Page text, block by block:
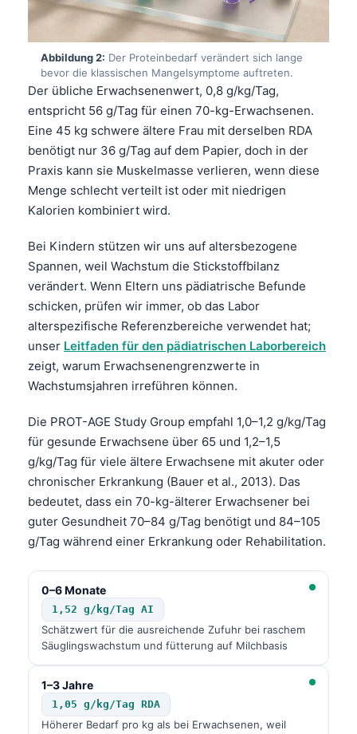
Abbildung 2: Der Proteinbedarf verändert sich lange
bevor die klassischen Mangelsymptome auftreten.
Der übliche Erwachsenenwert, 0,8 g/kg/Tag,
entspricht 56 g/Tag für einen 70-kg-Erwachsenen.
Eine 45 kg schwere ältere Frau mit derselben RDA
benötigt nur 36 g/Tag auf dem Papier, doch in der
Praxis kann sie Muskelmasse verlieren, wenn diese
Menge schlecht verteilt ist oder mit niedrigen
Kalorien kombiniert wird.
Bei Kindern stützen wir uns auf altersbezogene
Spannen, weil Wachstum die Stickstoffbilanz
verändert. Wenn Eltern uns pädiatrische Befunde
schicken, prüfen wir immer, ob das Labor
alterspezifische Referenzbereiche verwendet hat;
unser Leitfaden für den pädiatrischen Laborbereich
zeigt, warum Erwachsenengrenzwerte in
Wachstumsjahren irreführen können.
Die PROT-AGE Study Group empfahl 1,0–1,2 g/kg/Tag
für gesunde Erwachsene über 65 und 1,2–1,5
g/kg/Tag für viele ältere Erwachsene mit akuter oder
chronischer Erkrankung (Bauer et al., 2013). Das
bedeutet, dass ein 70-kg-älterer Erwachsener bei
guter Gesundheit 70–84 g/Tag benötigt und 84–105
g/Tag während einer Erkrankung oder Rehabilitation.
0–6 Monate
1,52 g/kg/Tag AI
Schätzwert für die ausreichende Zufuhr bei raschem
Säuglingswachstum und fütterung auf Milchbasis
1–3 Jahre
1,05 g/kg/Tag RDA
Höherer Bedarf pro kg als bei Erwachsenen, weil